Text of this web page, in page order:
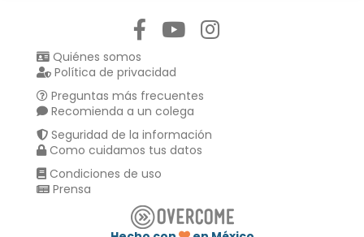
Quiénes somos
Política de privacidad
Preguntas más frecuentes
Recomienda a un colega
Seguridad de la información
Como cuidamos tus datos
Condiciones de uso
Prensa